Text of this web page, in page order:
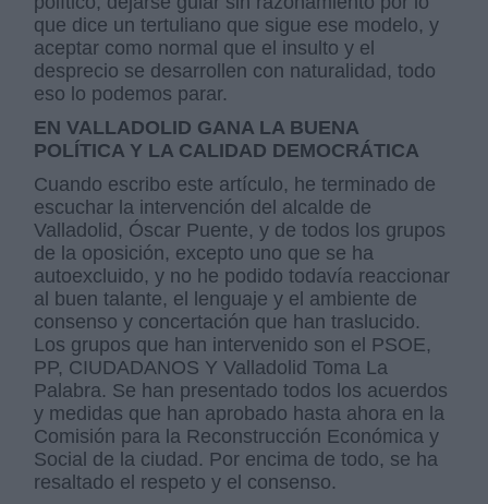
que dice un tertuliano que sigue ese modelo, y
aceptar como normal que el insulto y el
desprecio se desarrollen con naturalidad, todo
eso lo podemos parar.
EN VALLADOLID GANA LA BUENA
POLÍTICA Y LA CALIDAD DEMOCRÁTICA
Cuando escribo este artículo, he terminado de
escuchar la intervención del alcalde de
Valladolid, Óscar Puente, y de todos los grupos
de la oposición, excepto uno que se ha
autoexcluido, y no he podido todavía reaccionar
al buen talante, el lenguaje y el ambiente de
consenso y concertación que han traslucido.
Los grupos que han intervenido son el PSOE,
PP, CIUDADANOS Y Valladolid Toma La
Palabra. Se han presentado todos los acuerdos
y medidas que han aprobado hasta ahora en la
Comisión para la Reconstrucción Económica y
Social de la ciudad. Por encima de todo, se ha
resaltado el respeto y el consenso.